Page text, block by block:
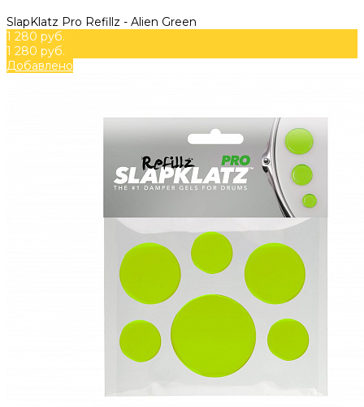
SlapKlatz Pro Refillz - Alien Green
1 280 руб.
1 280 руб.
Добавлено